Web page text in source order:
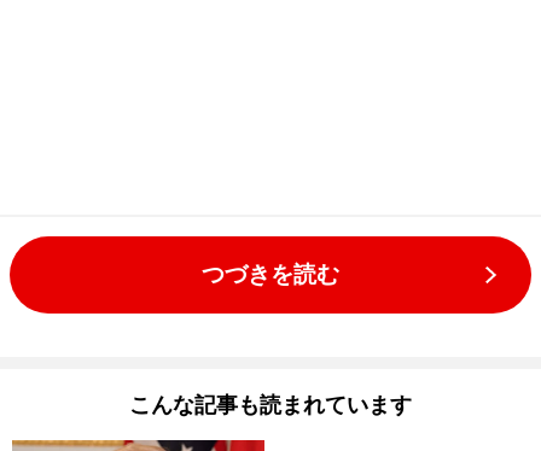
つづきを読む
こんな記事も読まれています